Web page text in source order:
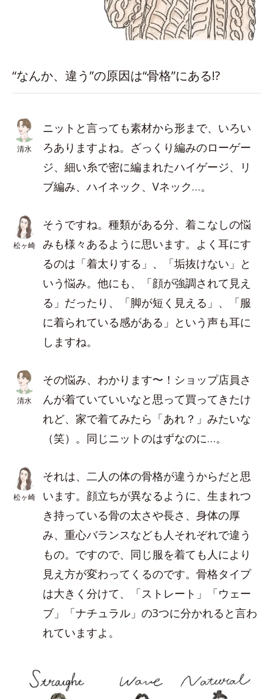
“なんか、違う”の原因は“骨格”にある!?
清水
ニットと言っても素材から形まで、いろい
ろありますよね。ざっくり編みのローゲー
ジ、細い糸で密に編まれたハイゲージ、リ
ブ編み、ハイネック、Vネック…。
松ヶ崎
そうですね。種類がある分、着こなしの悩
みも様々あるように思います。よく耳にす
るのは「着太りする」、「垢抜けない」と
いう悩み。他にも、「顔が強調されて見え
る」だったり、「脚が短く見える」、「服
に着られている感がある」という声も耳に
しますね。
清水
その悩み、わかります〜！ショップ店員さ
んが着ていていいなと思って買ってきたけ
れど、家で着てみたら「あれ？」みたいな
（笑）。同じニットのはずなのに…。
松ヶ崎
それは、二人の体の骨格が違うからだと思
います。顔立ちが異なるように、生まれつ
き持っている骨の太さや長さ、身体の厚
み、重心バランスなども人それぞれで違う
もの。ですので、同じ服を着ても人により
見え方が変わってくるのです。骨格タイプ
は大きく分けて、「ストレート」「ウェー
ブ」「ナチュラル」の3つに分かれると言わ
れていますよ。